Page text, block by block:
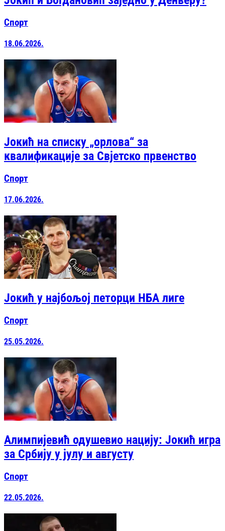
Спорт
18.06.2026.
Јокић на списку „орлова“ за
квалификације за Свјетско првенство
Спорт
17.06.2026.
Јокић у најбољој петорци НБА лиге
Спорт
25.05.2026.
Алимпијевић одушевио нацију: Јокић игра
за Србију у јулу и августу
Спорт
22.05.2026.